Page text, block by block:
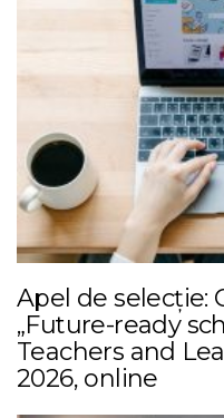
Apel de selecție:
„Future-ready
Teachers and
2026, online